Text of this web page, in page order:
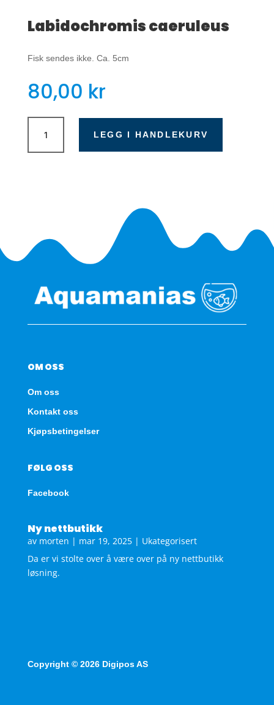
Labidochromis caeruleus
Fisk sendes ikke. Ca. 5cm
80,00 kr
Labidochromis
caeruleus
antall
LEGG I HANDLEKURV
OM OSS
Om oss
Kontakt oss
Kjøpsbetingelser
FØLG OSS
Facebook
Ny nettbutikk
av morten | mar 19, 2025| Ukategorisert
Da er vi stolte over å være over på ny nettbutikk
løsning.
Copyright © 2026 Digipos AS